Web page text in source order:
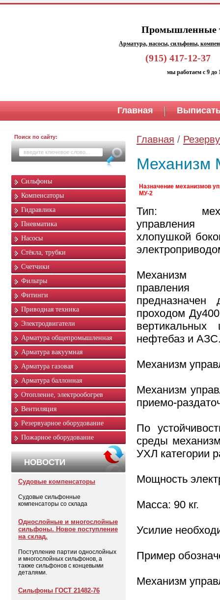
Промышленные
Арматура, насосы, сильфоны,
(915) 417-
мы работаем с 9 до
Главная
Поиск по сайту:
Сильфоны
Компенсаторы
Гидравлика
Пневматика
Насосы
Стёкла, трубки
Счетчики
Фильтры
Фитинги
Приводная техника
Электродвигатели
Арматура общепромышленная
Арматура вакуумная
Арматура газовая
Арматура баллонная
Отопление, электрообогрев
Вентиляция
Резервуарное оборудование
Пожарное оборудование
НОВОСТИ
Судовые компенсаторы
Судовые сильфонные
компенсаторы со склада
Однослойные и многослойные
сильфоны. Новое поступление
на склад.
Поступление партии однослойных
и многослойных сильфонов, а
также сильфонов с концевыми
деталями.
Сильфоны ГОСТ 21482-76
Главная /
Механизм
Назначение механизмов
МУ-2
Тип:
управления
хлопушкой
Механизм
правления
проходом
вертикальных
нефтебаз и
Механизм
Механизм
приемо-
По
среды
УХЛ категории
Мощность
Масса: 90 кг.
Усилие
Пример
Механизм